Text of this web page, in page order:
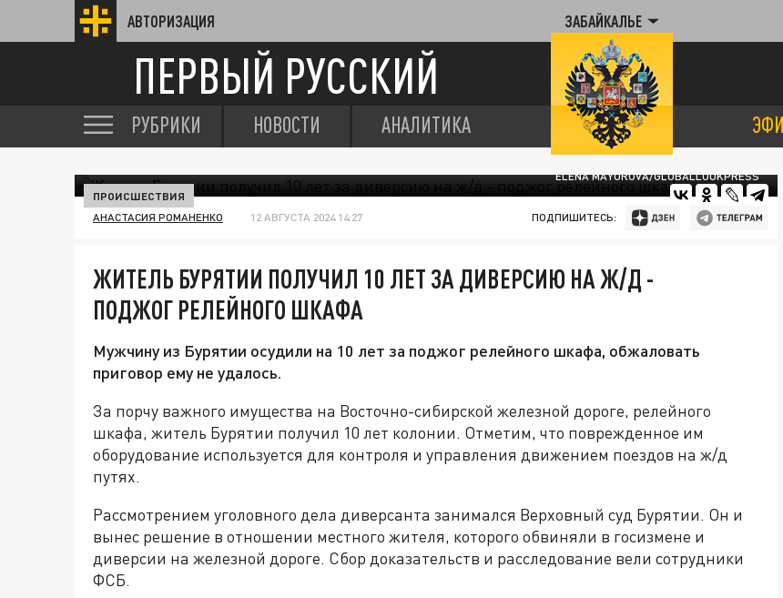
АВТОРИЗАЦИЯ ЗАБАЙКАЛЬЕ
ПЕРВЫЙ РУССКИЙ
РУБРИКИ НОВОСТИ АНАЛИТИКА
ELENA MAYOROVA/GLOBALLOOKPRESS
ПРОИСШЕСТВИЯ
АНАСТАСИЯ РОМАНЕНКО 12 АВГУСТА 2024 14:27 ПОДПИШИТЕСЬ:
ЖИТЕЛЬ БУРЯТИИ ПОЛУЧИЛ 10 ЛЕТ ЗА ДИВЕРСИЮ НА Ж/Д -
ПОДЖОГ РЕЛЕЙНОГО ШКАФА
Мужчину из Бурятии осудили на 10 лет за поджог релейного шкафа, обжаловать
приговор ему не удалось.
За порчу важного имущества на Восточно-сибирской железной дороге, релейного
шкафа, житель Бурятии получил 10 лет колонии. Отметим, что поврежденное им
оборудование используется для контроля и управления движением поездов на ж/д
путях.
Рассмотрением уголовного дела диверсанта занимался Верховный суд Бурятии. Он и
вынес решение в отношении местного жителя, которого обвиняли в госизмене и
диверсии на железной дороге. Сбор доказательств и расследование вели сотрудники
ФСБ.